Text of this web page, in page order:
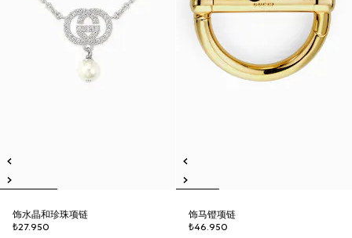
饰水晶和珍珠项链
₺27.950
饰马镫项链
₺46.950